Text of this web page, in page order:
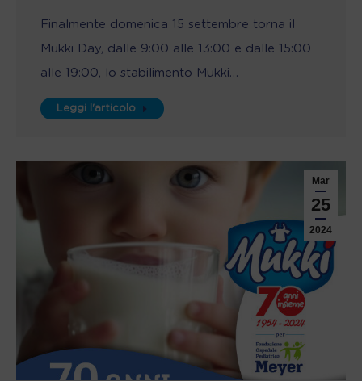
Finalmente domenica 15 settembre torna il
Mukki Day, dalle 9:00 alle 13:00 e dalle 15:00
alle 19:00, lo stabilimento Mukki…
Leggi l'articolo
Mar
25
2024